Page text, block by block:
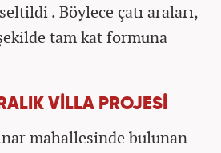
. Böylece çatı araları,
tam kat formuna
VİLLA PROJESİ
mahallesinde bulunan